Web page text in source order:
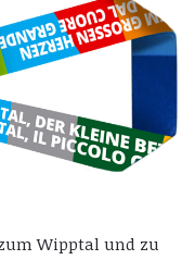
Wipptal und zu